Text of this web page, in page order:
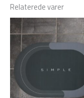
Relaterede varer